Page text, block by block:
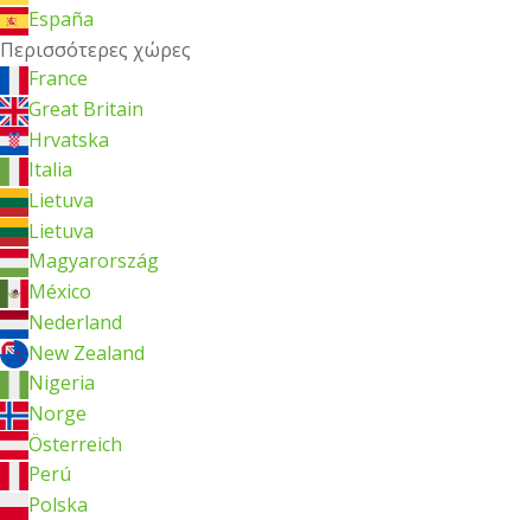
España
Περισσότερες χώρες
France
Great Britain
Hrvatska
Italia
Lietuva
Lietuva
Magyarország
México
Nederland
New Zealand
Nigeria
Norge
Österreich
Perú
Polska